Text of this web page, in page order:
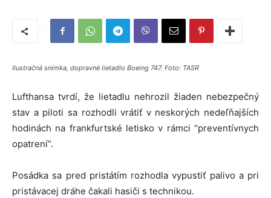
Ilustračná snímka, dopravné lietadlo Boeing 747. Foto: TASR
Lufthansa tvrdí, že lietadlu nehrozil žiaden nebezpečný
stav a piloti sa rozhodli vrátiť v neskorých nedeľňajších
hodinách na frankfurtské letisko v rámci “preventívnych
opatrení”.
Posádka sa pred pristátím rozhodla vypustiť palivo a pri
pristávacej dráhe čakali hasiči s technikou.